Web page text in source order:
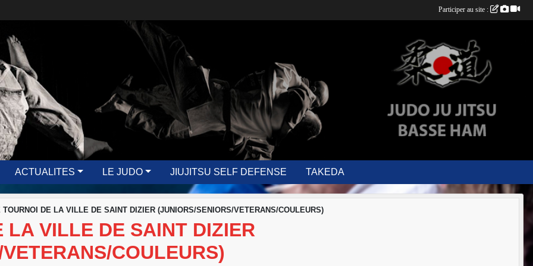
ACTUALITES LE JUDO JIUJITSU SELF DEFENSE TAKEDA
TOURNOI DE LA VILLE DE SAINT DIZIER (JUNIORS/SENIORS/VETERANS/COULEURS)
LA VILLE DE SAINT DIZIER
COULEURS)
Participer au site :